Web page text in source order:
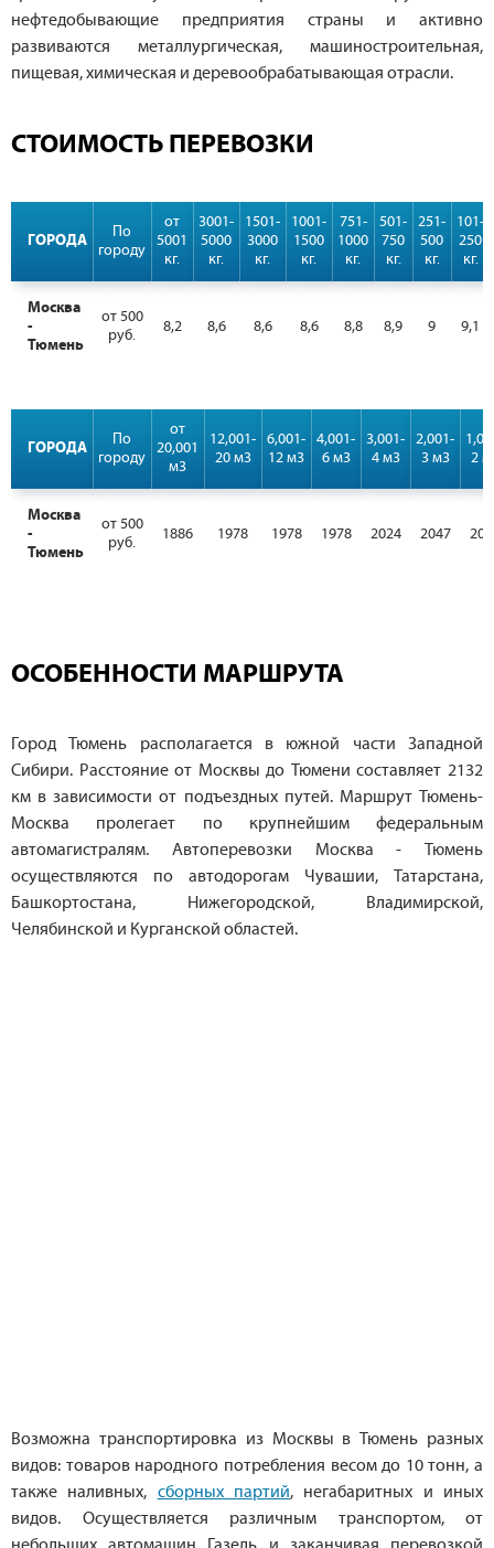
нефтедобывающие предприятия страны и активно
развиваются металлургическая, машиностроительная,
пищевая, химическая и деревообрабатывающая отрасли.
СТОИМОСТЬ ПЕРЕВОЗКИ
ГОРОДА
По
городу
от
5001
кг.
3001-
5000
кг.
1501-
3000
кг.
1001-
1500
кг.
751-
1000
кг.
501-
750
кг.
251-
500
кг.
101-
250
кг.
Москва
-
Тюмень
от 500
руб.
8,2 8,6 8,6 8,6 8,8 8,9 9 9,1
ГОРОДА
По
городу
от
20,001
м3
12,001-
20 м3
6,001-
12 м3
4,001-
6 м3
3,001-
4 м3
2,001-
3 м3
2
Москва
-
Тюмень
от 500
руб.
1886 1978 1978 1978 2024 2047
ОСОБЕННОСТИ МАРШРУТА
Город Тюмень располагается в южной части Западной
Сибири. Расстояние от Москвы до Тюмени составляет 2132
км в зависимости от подъездных путей. Маршрут Тюмень-
Москва пролегает по крупнейшим федеральным
автомагистралям. Автоперевозки Москва - Тюмень
осуществляются по автодорогам Чувашии, Татарстана,
Башкортостана, Нижегородской, Владимирской,
Челябинской и Курганской областей.
Возможна транспортировка из Москвы в Тюмень разных
видов: товаров народного потребления весом до 10 тонн, а
также наливных, сборных партий, негабаритных и иных
видов. Осуществляется различным транспортом, от